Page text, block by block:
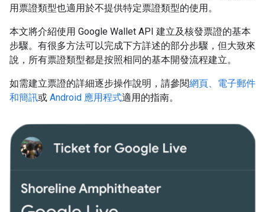
用票證類型也適用於不提供特定票證類型的使用。
本文將介紹使用 Google Wallet API 建立及核發票證的基本
步驟。有很多方法可以完成下方詳述的部分步驟，但大致來
說，所有票證類型都是按照相同的基本開發流程建立。
如需建立票證的詳細逐步操作說明，請參閱網頁、電子郵件
和簡訊或 Android 應用程式適用的指南。